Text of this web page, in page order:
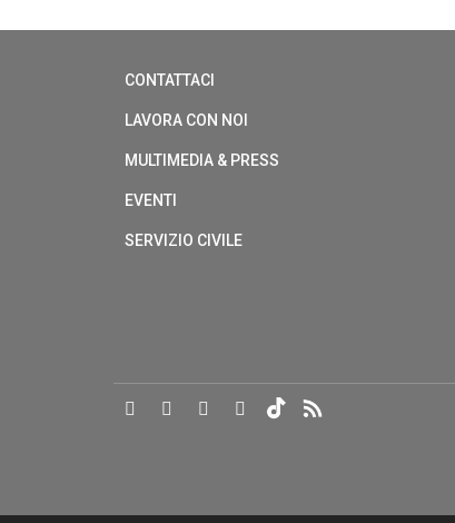
CONTATTACI
LAVORA CON NOI
MULTIMEDIA & PRESS
EVENTI
SERVIZIO CIVILE